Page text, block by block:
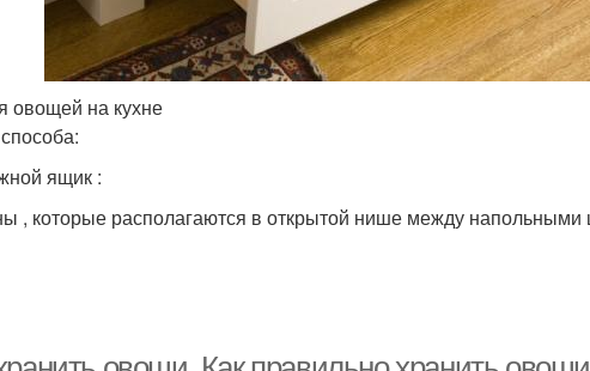
овощей на кухне
ящик :
, которые располагаются в открытой нише между